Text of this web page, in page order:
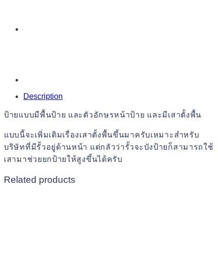
Description
ป้ายแบบมีพื้นป้าย และตัวอักษรหน้าป้าย และมีเสาตั้งพื้น
แบบนี้จะเพิ่มเติมเรื่องเสาตั้งพื้นขึ้นมาครับเหมาะสำหรับ
บริษัทที่มีรั้วอยู่ด้านหน้า แต่กลัวว่ารั้วจะบังป้ายก็สามารถใช้
เสามาช่วยยกป้ายให้สูงขึ้นได้ครับ
Related products